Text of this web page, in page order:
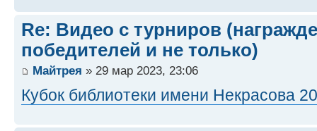
Re: Видео с турниров
победителей и не только)
Майтрея » 29 мар 2023, 23:06
Кубок библиотеки имени Некрасова